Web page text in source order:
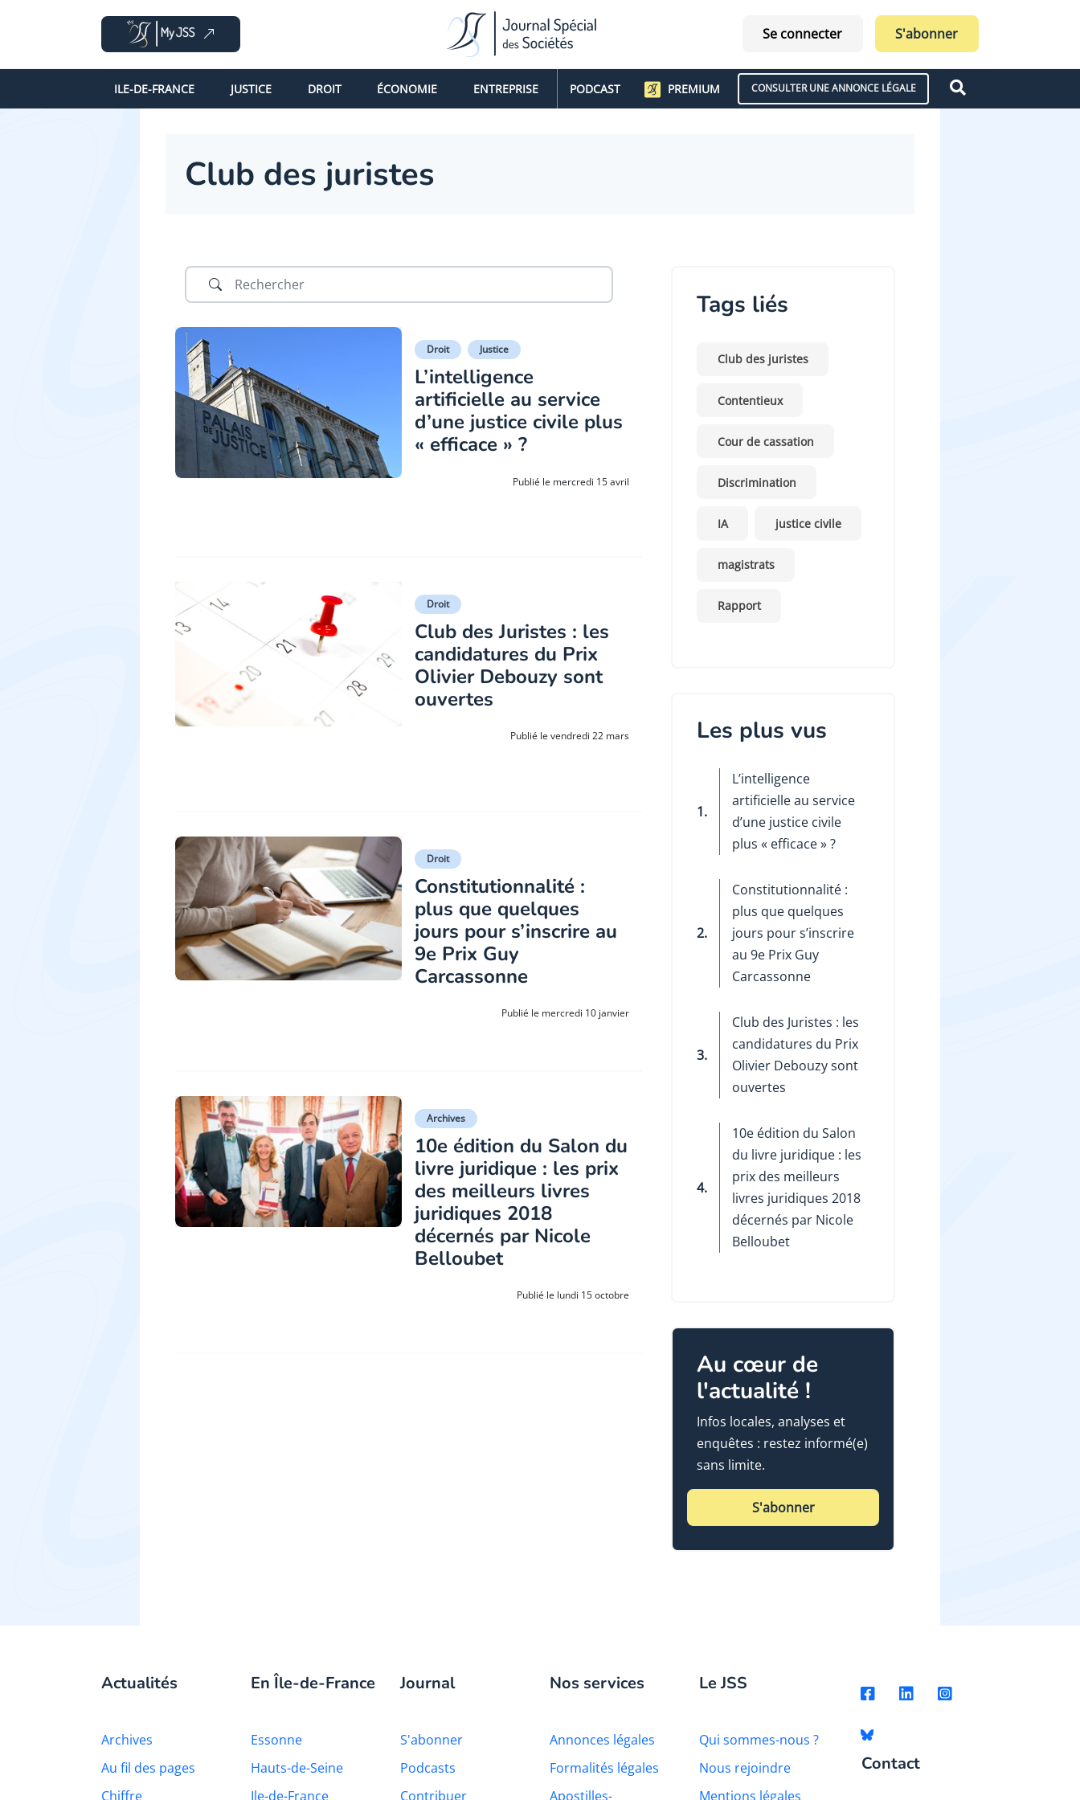
Se connecter S'abonner
ILE-DE-FRANCE JUSTICE DROIT ÉCONOMIE ENTREPRISE PODCAST PREMIUM CONSULTER UNE ANNONCE LÉGALE
Club des juristes
Droit Justice
L’intelligence
artificielle au service
d’une justice civile plus
« efficace » ?
Publié le mercredi 15 avril
Droit
Club des Juristes : les
candidatures du Prix
Olivier Debouzy sont
ouvertes
Publié le vendredi 22 mars
Droit
Constitutionnalité :
plus que quelques
jours pour s’inscrire au
9e Prix Guy
Carcassonne
Publié le mercredi 10 janvier
Archives
10e édition du Salon du
livre juridique : les prix
des meilleurs livres
juridiques 2018
décernés par Nicole
Belloubet
Publié le lundi 15 octobre
Tags liés
Club des juristes
Contentieux
Cour de cassation
Discrimination
IA justice civile
magistrats
Rapport
Les plus vus
1.
L’intelligence
artificielle au service
d’une justice civile
plus « efficace » ?
2.
Constitutionnalité :
plus que quelques
jours pour s’inscrire
au 9e Prix Guy
Carcassonne
3.
Club des Juristes : les
candidatures du Prix
Olivier Debouzy sont
ouvertes
4.
10e édition du Salon
du livre juridique : les
prix des meilleurs
livres juridiques 2018
décernés par Nicole
Belloubet
Au cœur de
l'actualité !
Infos locales, analyses et
enquêtes : restez informé(e)
sans limite.
S'abonner
Actualités
Archives
Au fil des pages
Chiffre
En Île-de-France
Essonne
Hauts-de-Seine
Ile-de-France
Journal
S'abonner
Podcasts
Contribuer
Nos services
Annonces légales
Formalités légales
Apostilles-
Le JSS
Qui sommes-nous ?
Nous rejoindre
Mentions légales
Contact